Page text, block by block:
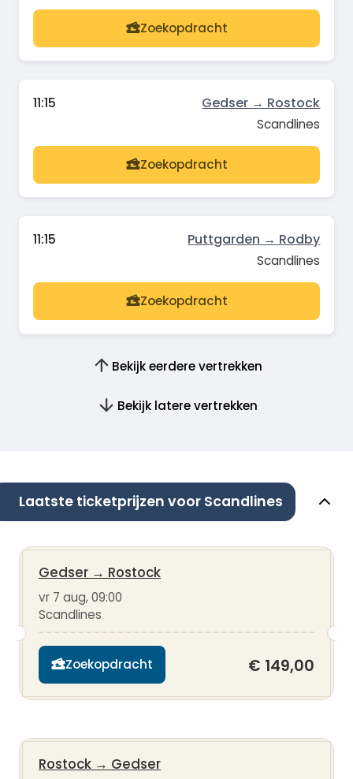
Zoekopdracht
11:15 Gedser → Rostock
Scandlines
Zoekopdracht
11:15 Puttgarden → Rodby
Scandlines
Zoekopdracht
Bekijk eerdere vertrekken
Bekijk latere vertrekken
Laatste ticketprijzen voor Scandlines
Gedser → Rostock
vr 7 aug, 09:00
Scandlines
Zoekopdracht € 149,00
Rostock → Gedser